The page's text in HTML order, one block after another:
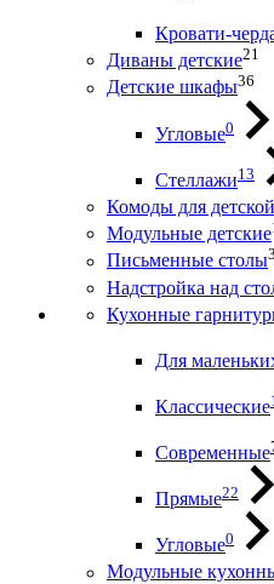
Кровати-
Диваны детские21
Детские шкафы36
Угловые0
Стеллажи13
Комоды для детской
Модульные детские
Письменные столы
Надстройка над
Кухонные
Для
Классические
Современные
Прямые22
Угловые0
Модульные